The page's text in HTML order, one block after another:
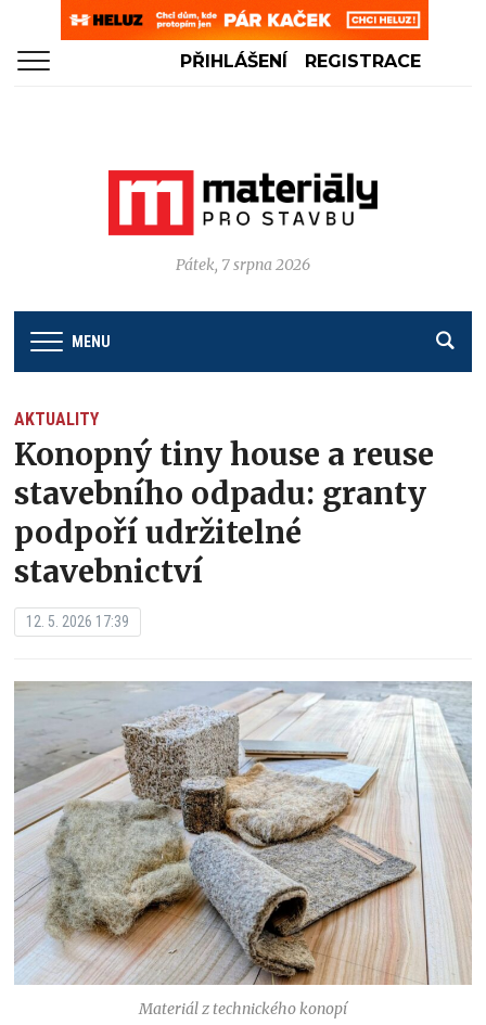
PŘIHLÁŠENÍ REGISTRACE
Pátek, 7 srpna 2026
MENU
AKTUALITY
Konopný tiny house a reuse
stavebního odpadu: granty
podpoří udržitelné
stavebnictví
12. 5. 2026 17:39
Materiál z technického konopí